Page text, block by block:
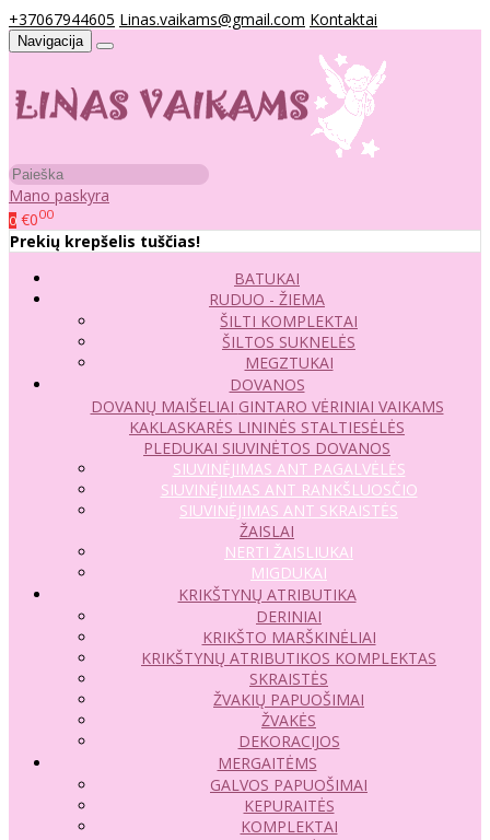
+37067944605 Linas.vaikams@gmail.com Kontaktai
Navigacija
Mano paskyra
0 €000
Prekių krepšelis tuščias!
BATUKAI
RUDUO - ŽIEMA
ŠILTI KOMPLEKTAI
ŠILTOS SUKNELĖS
MEGZTUKAI
DOVANOS
DOVANŲ MAIŠELIAI GINTARO VĖRINIAI VAIKAMS
KAKLASKARĖS LININĖS STALTIESĖLĖS
PLEDUKAI SIUVINĖTOS DOVANOS
SIUVINĖJIMAS ANT PAGALVĖLĖS
SIUVINĖJIMAS ANT RANKŠLUOSČIO
SIUVINĖJIMAS ANT SKRAISTĖS
ŽAISLAI
NERTI ŽAISLIUKAI
MIGDUKAI
KRIKŠTYNŲ ATRIBUTIKA
DERINIAI
KRIKŠTO MARŠKINĖLIAI
KRIKŠTYNŲ ATRIBUTIKOS KOMPLEKTAS
SKRAISTĖS
ŽVAKIŲ PAPUOŠIMAI
ŽVAKĖS
DEKORACIJOS
MERGAITĖMS
GALVOS PAPUOŠIMAI
KEPURAITĖS
KOMPLEKTAI